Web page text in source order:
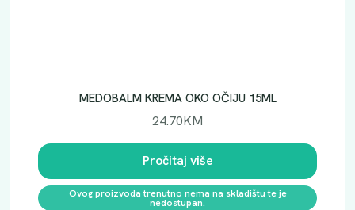
MEDOBALM KREMA OKO OČIJU 15ML
24.70KM
Pročitaj više
Ovog proizvoda trenutno nema na skladištu te je
nedostupan.